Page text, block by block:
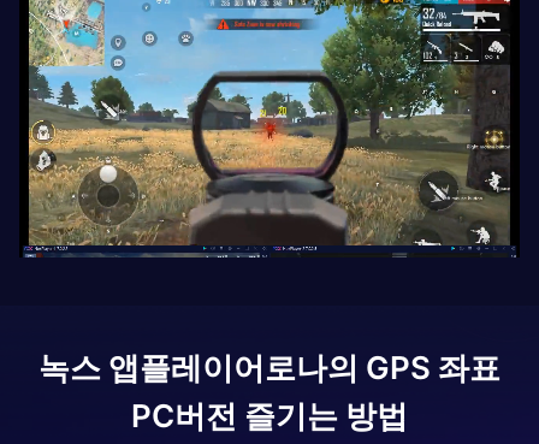
녹스 앱플레이어로나의 GPS 좌표
PC버전 즐기는 방법